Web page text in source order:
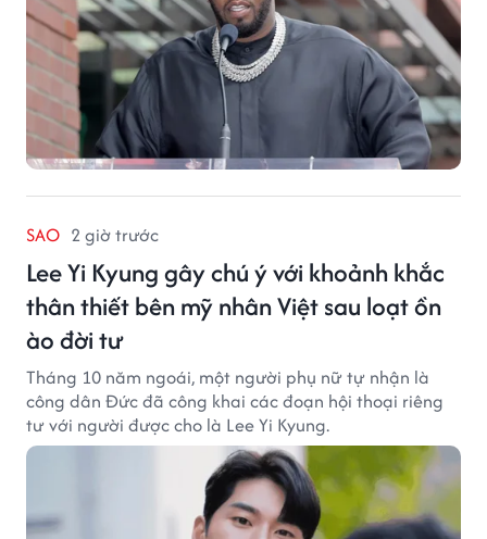
SAO 2 giờ trước
Lee Yi Kyung gây chú ý với khoảnh khắc
thân thiết bên mỹ nhân Việt sau loạt ồn
ào đời tư
Tháng 10 năm ngoái, một người phụ nữ tự nhận là
công dân Đức đã công khai các đoạn hội thoại riêng
tư với người được cho là Lee Yi Kyung.